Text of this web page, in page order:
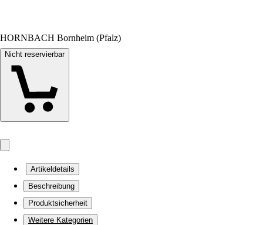
HORNBACH Bornheim (Pfalz)
Nicht reservierbar
Artikeldetails
Beschreibung
Produktsicherheit
Weitere Kategorien